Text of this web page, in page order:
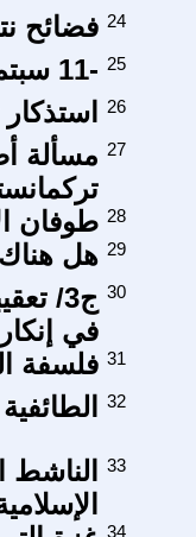
فضائح 24
-11 سبتمبر- الروسية 25
26
مسألة 27
طوفان 28
هل 29
ج3/
في
30
فلسفة 31
32
33
34